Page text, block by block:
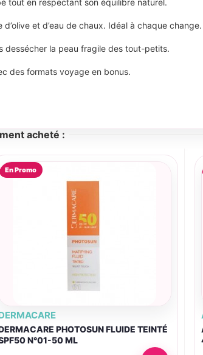
et d’eau de chaux. Idéal à chaque change.
dessécher la peau fragile des tout-petits.
des formats voyage en bonus.
acheté :
En Promo
PHOTOSUN FLUIDE TEINTÉ
N°01-50 ML